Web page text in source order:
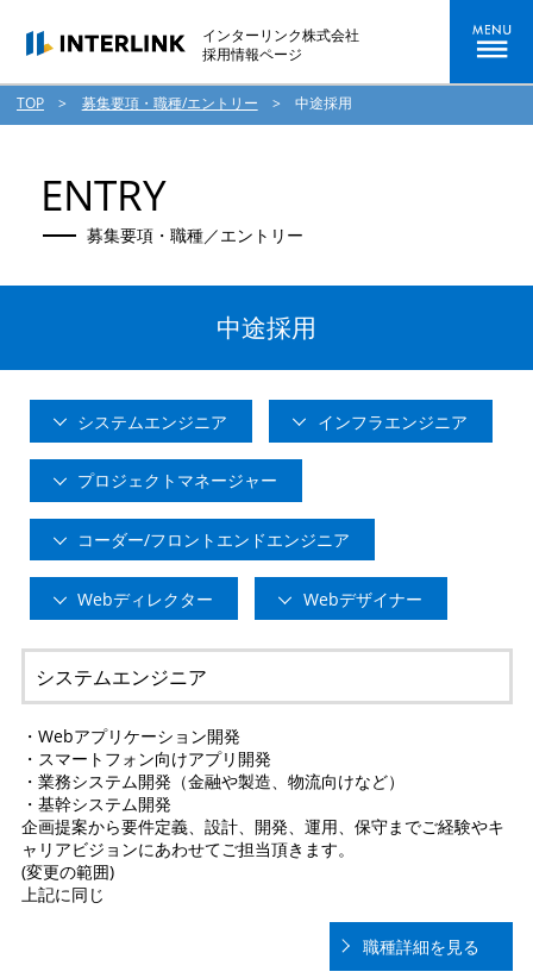
インターリンク株式会社
採用情報ページ
TOP > 募集要項・職種/エントリー > 中途採用
ENTRY
募集要項・職種／エントリー
中途採用
システムエンジニア インフラエンジニア
プロジェクトマネージャー
コーダー/フロントエンドエンジニア
Webディレクター Webデザイナー
システムエンジニア
・Webアプリケーション開発
・スマートフォン向けアプリ開発
・業務システム開発（金融や製造、物流向けなど）
・基幹システム開発
企画提案から要件定義、設計、開発、運用、保守までご経験やキ
ャリアビジョンにあわせてご担当頂きます。
(変更の範囲)
上記に同じ
職種詳細を見る